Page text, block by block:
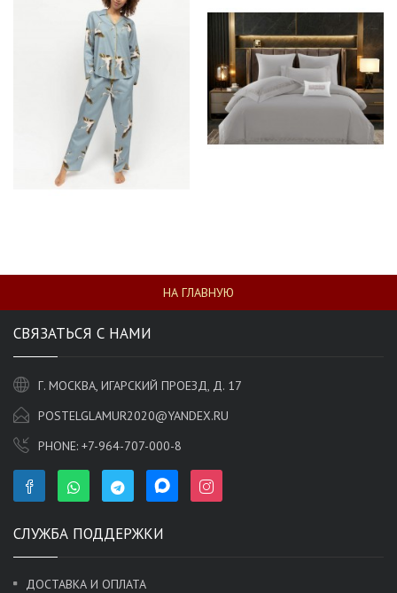
НА ГЛАВНУЮ
СВЯЗАТЬСЯ С НАМИ
Г. МОСКВА, ИГАРСКИЙ ПРОЕЗД, Д. 17
POSTELGLAMUR2020@YANDEX.RU
PHONE: +7-964-707-000-8
СЛУЖБА ПОДДЕРЖКИ
ДОСТАВКА И ОПЛАТА